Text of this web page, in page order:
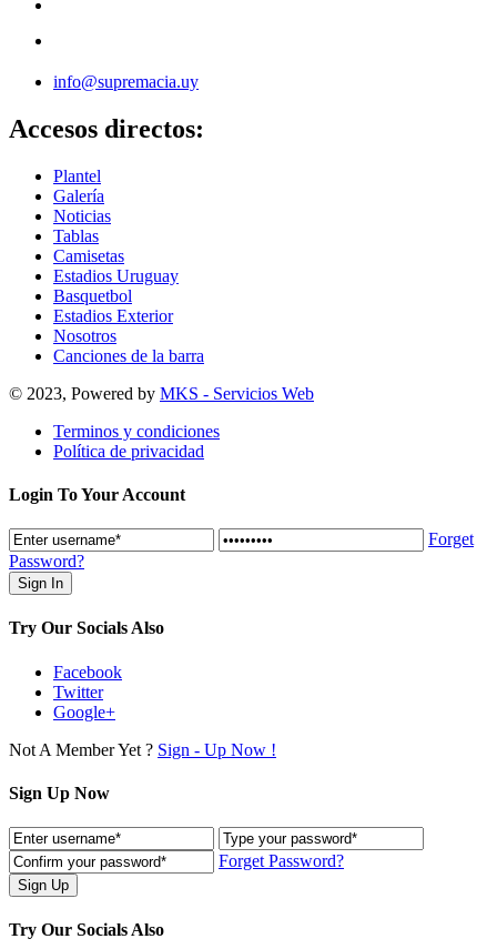
info@supremacia.uy
Accesos directos:
Plantel
Galería
Noticias
Tablas
Camisetas
Estadios Uruguay
Basquetbol
Estadios Exterior
Nosotros
Canciones de la barra
© 2023, Powered by MKS - Servicios Web
Terminos y condiciones
Política de privacidad
Login To Your Account
Forget
Password?
Try Our Socials Also
Facebook
Twitter
Google+
Not A Member Yet ? Sign - Up Now !
Sign Up Now
Forget Password?
Try Our Socials Also